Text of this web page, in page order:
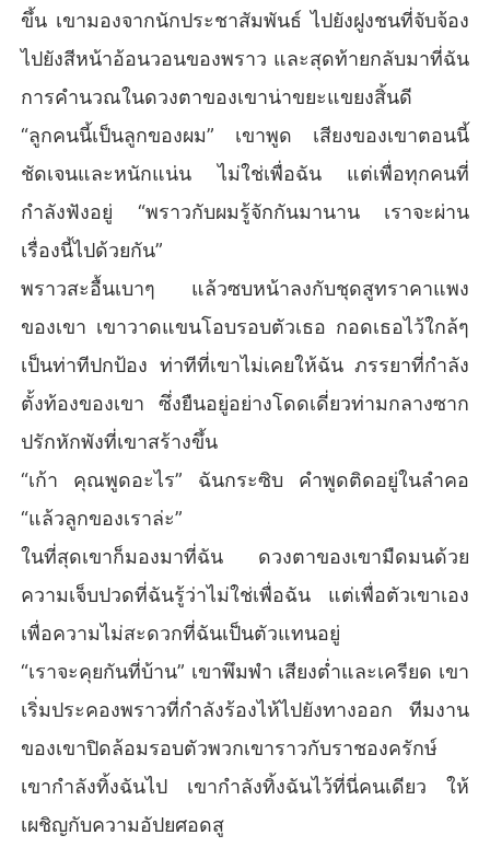
ขึ้น เขามองจากนักประชาสัมพันธ์ ไปยังฝูงชนที่จับจ้อง
ไปยังสีหน้าอ้อนวอนของพราว และสุดท้ายกลับมาที่ฉัน
การคำนวณในดวงตาของเขาน่าขยะแขยงสิ้นดี
“ลูกคนนี้เป็นลูกของผม” เขาพูด เสียงของเขาตอนนี้
ชัดเจนและหนักแน่น ไม่ใช่เพื่อฉัน แต่เพื่อทุกคนที่
กำลังฟังอยู่ “พราวกับผมรู้จักกันมานาน เราจะผ่าน
เรื่องนี้ไปด้วยกัน”
พราวสะอื้นเบาๆ แล้วซบหน้าลงกับชุดสูทราคาแพง
ของเขา เขาวาดแขนโอบรอบตัวเธอ กอดเธอไว้ใกล้ๆ
เป็นท่าทีปกป้อง ท่าทีที่เขาไม่เคยให้ฉัน ภรรยาที่กำลัง
ตั้งท้องของเขา ซึ่งยืนอยู่อย่างโดดเดี่ยวท่ามกลางซาก
ปรักหักพังที่เขาสร้างขึ้น
“เก้า คุณพูดอะไร” ฉันกระซิบ คำพูดติดอยู่ในลำคอ
“แล้วลูกของเราล่ะ”
ในที่สุดเขาก็มองมาที่ฉัน ดวงตาของเขามืดมนด้วย
ความเจ็บปวดที่ฉันรู้ว่าไม่ใช่เพื่อฉัน แต่เพื่อตัวเขาเอง
เพื่อความไม่สะดวกที่ฉันเป็นตัวแทนอยู่
“เราจะคุยกันที่บ้าน” เขาพึมพำ เสียงต่ำและเครียด เขา
เริ่มประคองพราวที่กำลังร้องไห้ไปยังทางออก ทีมงาน
ของเขาปิดล้อมรอบตัวพวกเขาราวกับราชองครักษ์
เขากำลังทิ้งฉันไป เขากำลังทิ้งฉันไว้ที่นี่คนเดียว ให้
เผชิญกับความอัปยศอดสู